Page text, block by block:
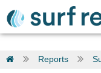
Reports